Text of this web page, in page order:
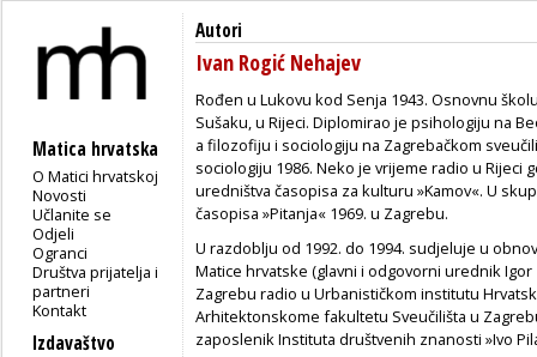
Matica hrvatska
O Matici hrvatskoj
Novosti
Učlanite se
Odjeli
Ogranci
Društva prijatelja i
partneri
Kontakt
Izdavaštvo
Autori
Ivan Rogić Nehajev
Rođen u Lukovu kod Senja 1943. Osnovnu
Sušaku, u Rijeci. Diplomirao je psihologiju na
a filozofiju i sociologiju na Zagrebačkom
sociologiju 1986. Neko je vrijeme radio u Rijeci
uredništva časopisa za kulturu »Kamov«. U
časopisa »Pitanja« 1969. u Zagrebu.
U razdoblju od 1992. do 1994. sudjeluje u
Matice hrvatske (glavni i odgovorni urednik Igor
Zagrebu radio u Urbanističkom institutu
Arhitektonskome fakultetu Sveučilišta u
zaposlenik Instituta društvenih znanosti »Ivo